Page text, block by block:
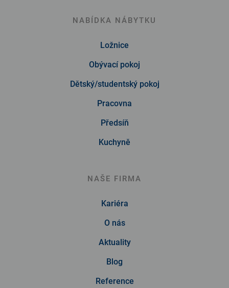
NABÍDKA NÁBYTKU
Ložnice
Obývací pokoj
Dětský/studentský pokoj
Pracovna
Předsíň
Kuchyně
NAŠE FIRMA
Kariéra
O nás
Aktuality
Blog
Reference